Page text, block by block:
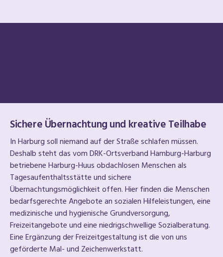
Sichere Übernachtung und kreative Teilhabe
In Harburg soll niemand auf der Straße schlafen müssen.
Deshalb steht das vom DRK-Ortsverband Hamburg-Harburg
betriebene Harburg-Huus obdachlosen Menschen als
Tagesaufenthaltsstätte und sichere
Übernachtungsmöglichkeit offen. Hier finden die Menschen
bedarfsgerechte Angebote an sozialen Hilfeleistungen, eine
medizinische und hygienische Grundversorgung,
Freizeitangebote und eine niedrigschwellige Sozialberatung.
Eine Ergänzung der Freizeitgestaltung ist die von uns
geförderte Mal- und Zeichenwerkstatt.